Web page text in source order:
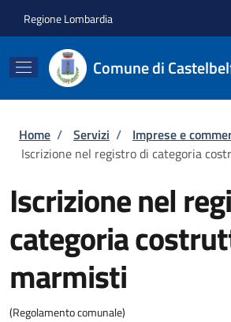
Regione Lombardia
Comune di
Briciole di pane
Home / Servizi / Imprese e
Iscrizione nel registro di categoria
Iscrizione nel
categoria
marmisti
(Regolamento comunale)